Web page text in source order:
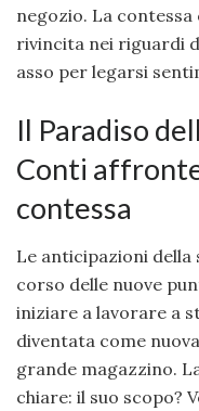
negozio. La
rivincita nei riguardi
asso per legarsi
Il Paradiso
Conti
contessa
Le anticipazioni della
corso delle nuove
iniziare a lavorare a
diventata come
grande magazzino.
chiare: il suo scopo?